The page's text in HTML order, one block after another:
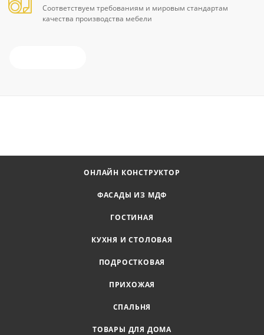
Соответствуем требованиям и мировым стандартам
качества производства мебели
ОНЛАЙН КОНСТРУКТОР
ФАСАДЫ ИЗ МДФ
ГОСТИНАЯ
КУХНЯ И СТОЛОВАЯ
ПОДРОСТКОВАЯ
ПРИХОЖАЯ
СПАЛЬНЯ
ТОВАРЫ ДЛЯ ДОМА